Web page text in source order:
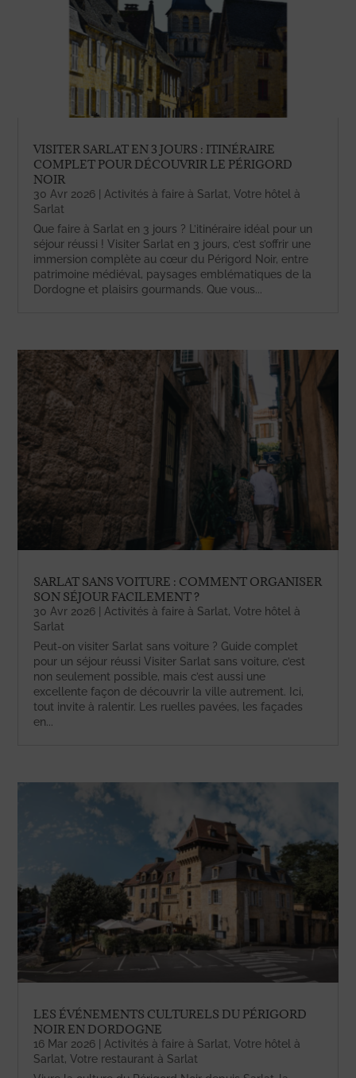
VISITER SARLAT EN 3 JOURS : ITINÉRAIRE
COMPLET POUR DÉCOUVRIR LE PÉRIGORD
NOIR
30 Avr 2026 Activités à faire à Sarlat,Votre hôtel à
Sarlat
Que faire à Sarlat en 3 jours ? L’itinéraire idéal pour un
séjour réussi ! Visiter Sarlat en 3 jours, c’est s’offrir une
immersion complète au cœur du Périgord Noir, entre
patrimoine médiéval, paysages emblématiques de la
Dordogne et plaisirs gourmands. Que vous...
SARLAT SANS VOITURE : COMMENT ORGANISER
SON SÉJOUR FACILEMENT ?
30 Avr 2026 Activités à faire à Sarlat,Votre hôtel à
Sarlat
Peut-on visiter Sarlat sans voiture ? Guide complet
pour un séjour réussi Visiter Sarlat sans voiture, c’est
non seulement possible, mais c’est aussi une
excellente façon de découvrir la ville autrement. Ici,
tout invite à ralentir. Les ruelles pavées, les façades
en...
LES ÉVÉNEMENTS CULTURELS DU PÉRIGORD
NOIR EN DORDOGNE
16 Mar 2026 |Activités à faire à Sarlat,Votre hôtel à
Sarlat,Votre restaurant à Sarlat